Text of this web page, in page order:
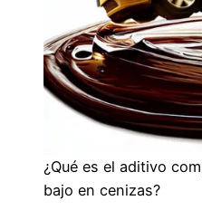
¿Qué es el aditivo
bajo en cenizas?